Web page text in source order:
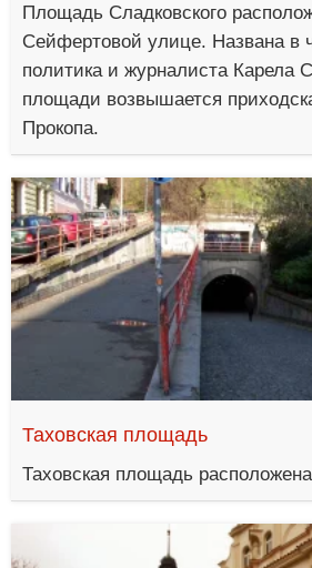
Площадь Сладковского
Сейфертовой улице. Названа в
политика и журналиста Карела
площади возвышается
Прокопа.
Таховская площадь
Таховская площадь